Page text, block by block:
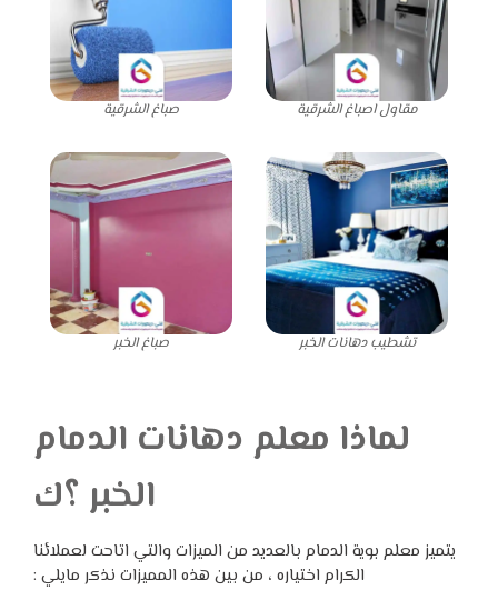
مقاول اصباغ الشرقية صباغ الشرقية
تشطيب دهانات الخبر صباغ الخبر
لماذا معلم دهانات الدمام
الخبر ؟ك
يتميز معلم بوية الدمام بالعديد من الميزات والتي اتاحت لعملائنا
الكرام اختياره ، من بين هذه المميزات نذكر مايلي :